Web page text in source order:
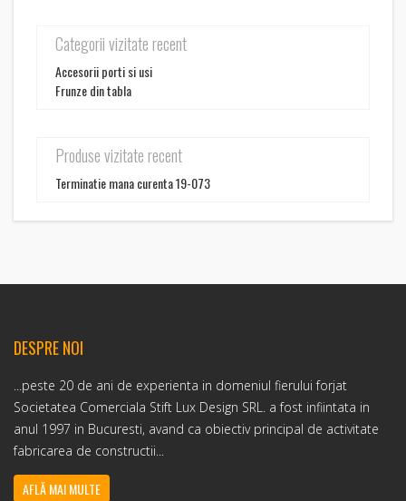
Categorii vizitate recent
Accesorii porti si usi
Frunze din tabla
Produse vizitate recent
Terminatie mana curenta 19-073
DESPRE NOI
...peste 20 de ani de experienta in domeniul fierului forjat
Societatea Comerciala Stift Lux Design SRL. a fost infiintata in
anul 1997 in Bucuresti, avand ca obiectiv principal de activitate
fabricarea de constructii...
AFLĂ MAI MULTE